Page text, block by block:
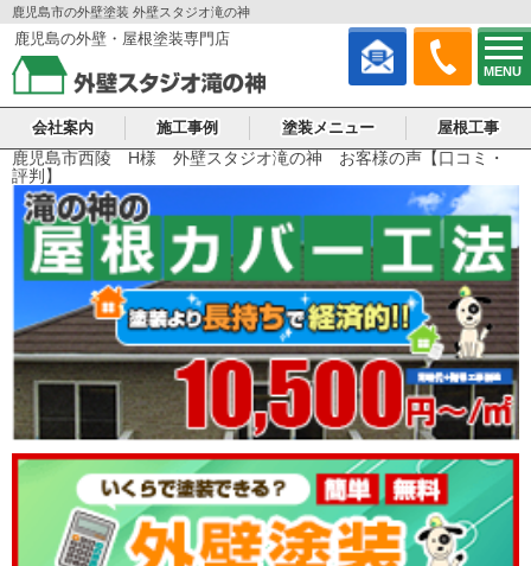
MENU
鹿児島市の外壁塗装 外壁スタジオ滝の神
鹿児島の外壁・屋根塗装専門店
会社案内 施工事例 塗装メニュー 屋根工事
鹿児島市西陵 H様 外壁スタジオ滝の神 お客様の声【口コミ・
評判】